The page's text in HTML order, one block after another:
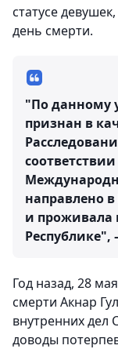
статусе
день смерти.
"По данному
признан в
направлено
и проживала
Республике",
Год назад, 28
смерти Акнар
внутренних дел
доводы